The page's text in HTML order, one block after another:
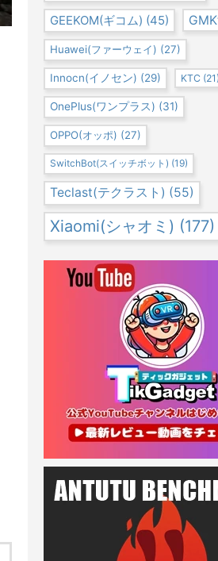
GEEKOM(ギコム) (45)
Huawei(ファーウェイ) (27)
Innocn(イノセン) (29) KTC (21)
OnePlus(ワンプラス) (31)
OPPO(オッポ) (27)
SwitchBot(スイッチボット) (19)
Teclast(テクラスト) (55)
Xiaomi(シャオミ) (177)